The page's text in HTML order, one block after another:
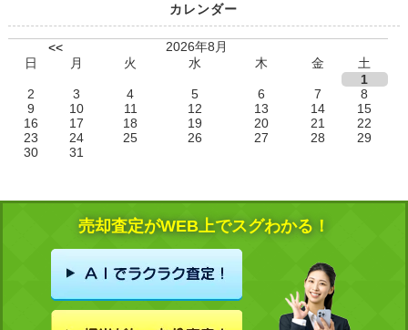
カレンダー
<<
2026年8月
日
月 火 水 木 金
土
1
2
3 4 5 6 7
8
9
10 11 12 13 14
15
16
17 18 19 20 21
22
23
24 25 26 27 28
29
30
31
売却査定がWEB上でスグわかる！